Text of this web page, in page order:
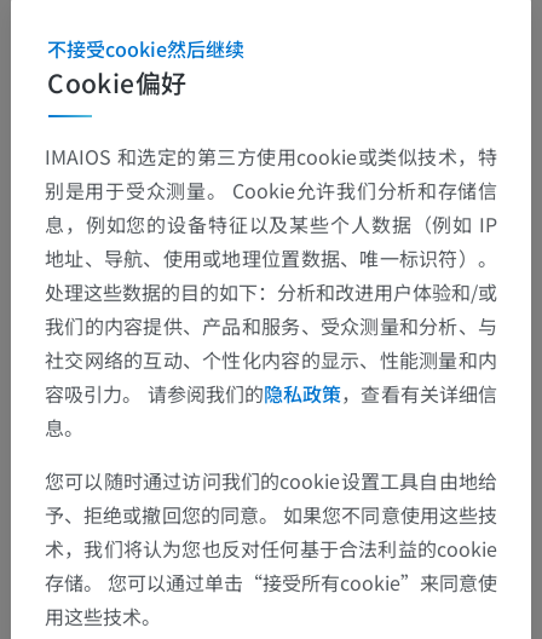
Cookie偏好
不接受cookie然后继续
IMAIOS 和选定的第三方使用cookie或类似技术，特
别是用于受众测量。 Cookie允许我们分析和存储信
息，例如您的设备特征以及某些个人数据（例如 IP
地址、导航、使用或地理位置数据、唯一标识符）。
处理这些数据的目的如下：分析和改进用户体验和/或
我们的内容提供、产品和服务、受众测量和分析、与
社交网络的互动、个性化内容的显示、性能测量和内
容吸引力。 请参阅我们的隐私政策，查看有关详细信
息。
您可以随时通过访问我们的cookie设置工具自由地给
予、拒绝或撤回您的同意。 如果您不同意使用这些技
术，我们将认为您也反对任何基于合法利益的cookie
存储。 您可以通过单击“接受所有cookie”来同意使
用这些技术。